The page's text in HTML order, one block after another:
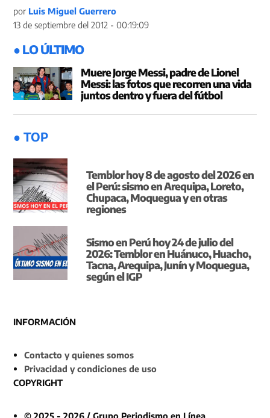
por Luis Miguel Guerrero
13 de septiembre del 2012 - 00:19:09
● LO ÚLTIMO
Muere Jorge Messi, padre de Lionel
Messi: las fotos que recorren una vida
juntos dentro y fuera del fútbol
● TOP
Temblor hoy 8 de agosto del 2026 en
el Perú: sismo en Arequipa, Loreto,
Chupaca, Moquegua y en otras
regiones
Sismo en Perú hoy 24 de julio del
2026: Temblor en Huánuco, Huacho,
Tacna, Arequipa, Junín y Moquegua,
según el IGP
INFORMACIÓN
Contacto y quienes somos
Privacidad y condiciones de uso
COPYRIGHT
© 2025 - 2026 / Grupo Periodismo en Línea